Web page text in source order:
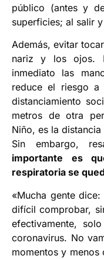
público (antes y
superficies; al salir
Además, evitar
nariz y los ojos.
inmediato las
reduce el riesgo
distanciamiento
metros de otra
Niño, es la
Sin embargo,
importante es
respiratoria se
«Mucha gente dice:
difícil comprobar,
efectivamente,
coronavirus. No
momentos y menos